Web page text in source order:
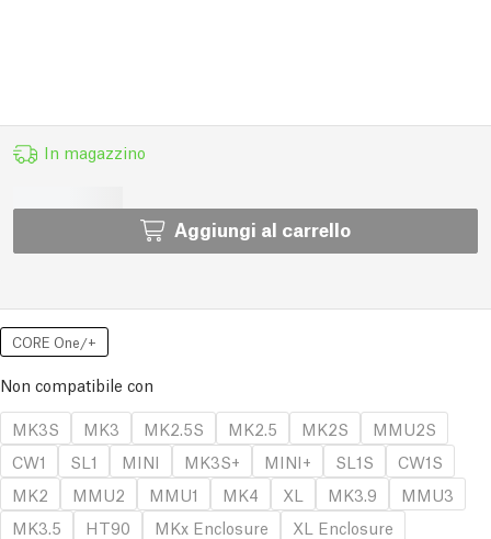
In magazzino
Aggiungi al carrello
CORE One/+
Non compatibile con
MK3S
MK3 MK2.5S MK2.5 MK2S
MMU2S
CW1
SL1 MINI MK3S+ MINI+ SL1S
CW1S
MK2
MMU2 MMU1 MK4 XL MK3.9
MMU3
MK3.5
HT90 MKx Enclosure
XL Enclosure